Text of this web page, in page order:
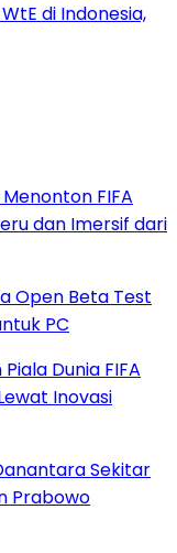
WtE di Indonesia,
FIFA
dan Imersif dari
Open Beta Test
PC
Dunia FIFA
Inovasi
Sekitar
Prabowo